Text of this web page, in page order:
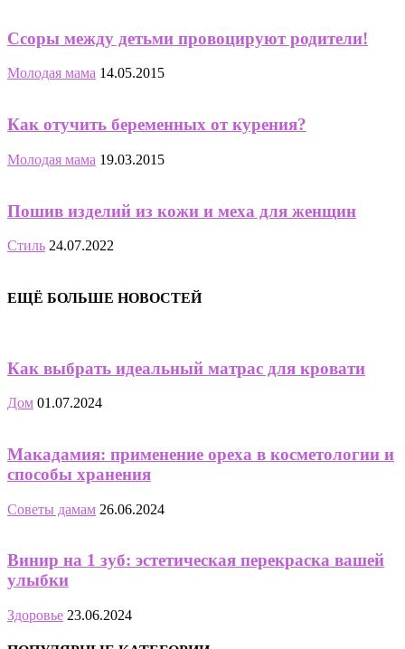
Ссоры между детьми провоцируют родители!
Молодая мама 14.05.2015
Как отучить беременных от курения?
Молодая мама 19.03.2015
Пошив изделий из кожи и меха для женщин
Стиль 24.07.2022
ЕЩЁ БОЛЬШЕ НОВОСТЕЙ
Как выбрать идеальный матрас для кровати
Дом 01.07.2024
Макадамия: применение ореха в косметологии и
способы хранения
Советы дамам 26.06.2024
Винир на 1 зуб: эстетическая перекраска вашей
улыбки
Здоровье 23.06.2024